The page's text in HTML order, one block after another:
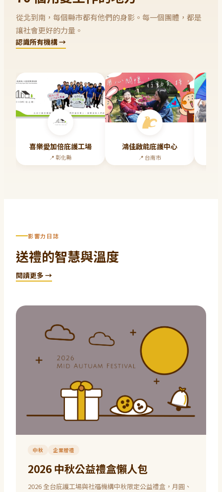
從北到南，每個縣市都有他們的身影。每一個團體，都是
讓社會更好的力量。
認識所有機構 →
喜樂愛加倍庇護工場
📍彰化縣
鴻佳啟能庇護中心
📍 台南市
影響力日誌
送禮的智慧與溫度
閱讀更多 →
中秋 企業贈禮
2026 中秋公益禮盒懶人包
2026 全台庇護工場與社福機構中秋限定公益禮盒，月圓、